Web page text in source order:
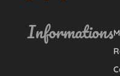
Informations